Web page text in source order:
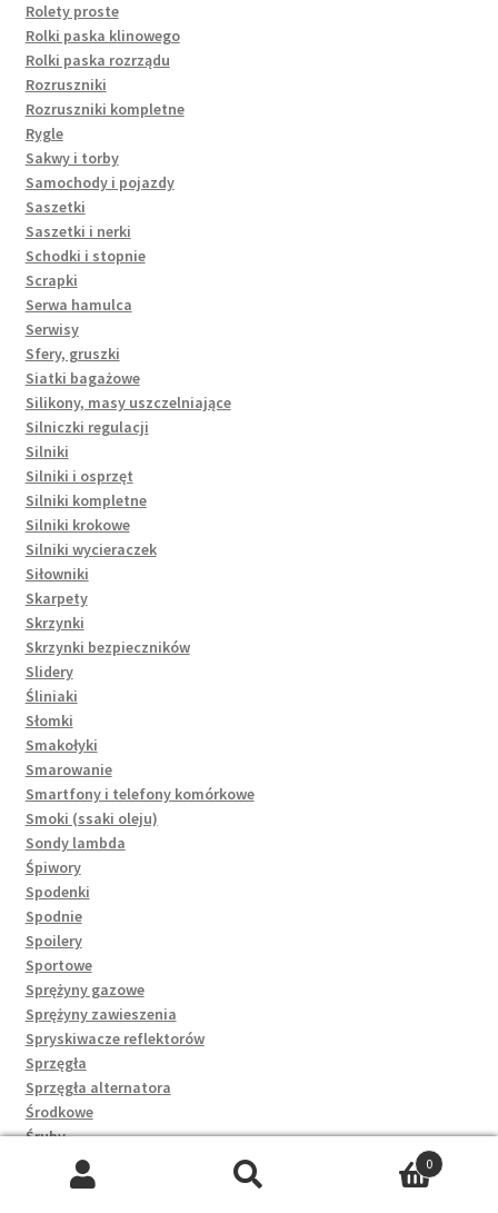
Rolety proste
Rolki paska klinowego
Rolki paska rozrządu
Rozruszniki
Rozruszniki kompletne
Rygle
Sakwy i torby
Samochody i pojazdy
Saszetki
Saszetki i nerki
Schodki i stopnie
Scrapki
Serwa hamulca
Serwisy
Sfery, gruszki
Siatki bagażowe
Silikony, masy uszczelniające
Silniczki regulacji
Silniki
Silniki i osprzęt
Silniki kompletne
Silniki krokowe
Silniki wycieraczek
Siłowniki
Skarpety
Skrzynki
Skrzynki bezpieczników
Slidery
Śliniaki
Słomki
Smakołyki
Smarowanie
Smartfony i telefony komórkowe
Smoki (ssaki oleju)
Sondy lambda
Śpiwory
Spodenki
Spodnie
Spoilery
Sportowe
Sprężyny gazowe
Sprężyny zawieszenia
Spryskiwacze reflektorów
Sprzęgła
Sprzęgła alternatora
Środkowe
Śruby
Śruby głowicy
Stacyjki
0